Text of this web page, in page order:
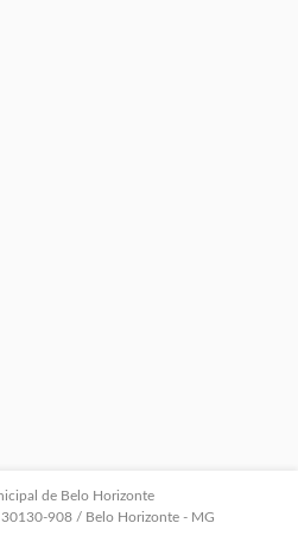
de Belo Horizonte
908 / Belo Horizonte - MG